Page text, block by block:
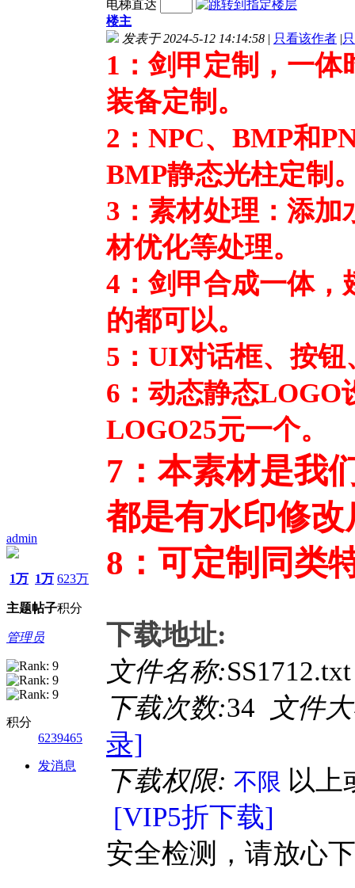
admin
1万
主题
1万
帖子
623万
积分
管理员
积分
6239465
发消息
电梯直达
楼主
发表于 2024-5-12 14:14:58 | 只看该作者 |
1：剑甲定制，一体
装备定制。
2：NPC、BMP和
BMP静态光柱定制
3：素材处理：添加
材优化等处理。
4：剑甲合成一体，
的都可以。
5：UI对话框、按
6：动态静态LOGO
LOGO25元一个。
7：本素材是我
都是有水印修
8：可定制同类
下载地址:
文件名称:
下载次数:34
文件
录]
下载权限: 不限 以上
[VIP5折下载]
安全检测，请放心